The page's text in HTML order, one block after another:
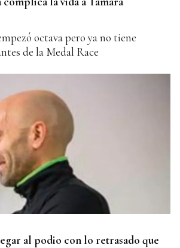
octava pero ya no tiene
de la Medal Race
al podio con lo retrasado que